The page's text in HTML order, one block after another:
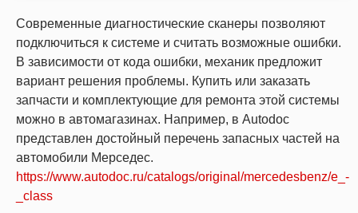
Современные диагностические сканеры позволяют
подключиться к системе и считать возможные ошибки.
В зависимости от кода ошибки, механик предложит
вариант решения проблемы. Купить или заказать
запчасти и комплектующие для ремонта этой системы
можно в автомагазинах. Например, в Autodoc
представлен достойный перечень запасных частей на
автомобили Мерседес.
https://www.autodoc.ru/catalogs/original/mercedesbenz/e_-
_class